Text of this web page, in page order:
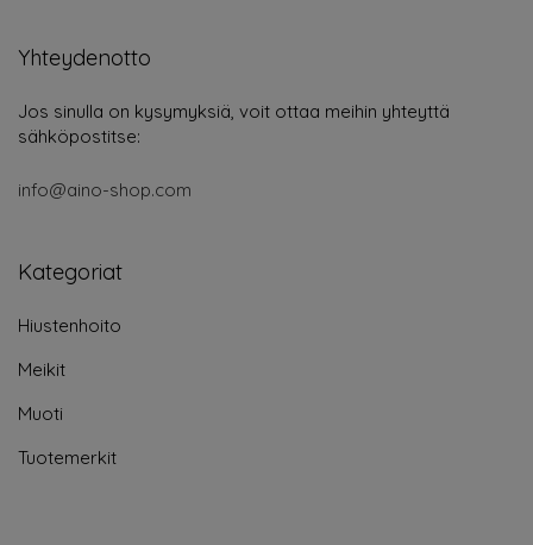
Yhteydenotto
Jos sinulla on kysymyksiä, voit ottaa meihin yhteyttä
sähköpostitse:
info@aino-shop.com
Kategoriat
Hiustenhoito
Meikit
Muoti
Tuotemerkit